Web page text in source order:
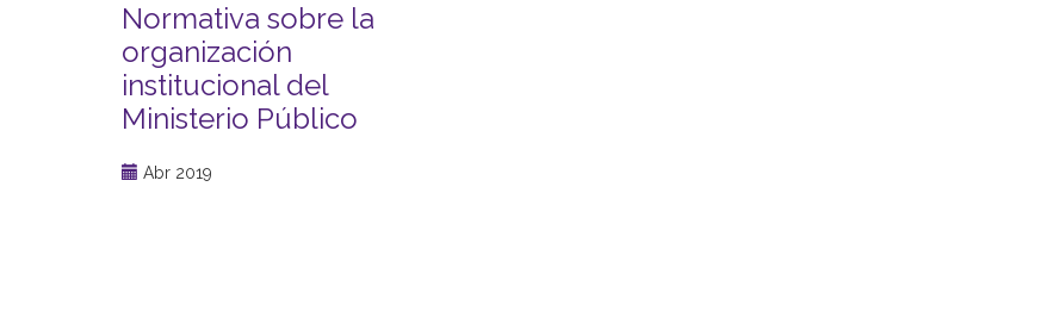
Normativa sobre la
organización
institucional del
Ministerio Público
Abr 2019